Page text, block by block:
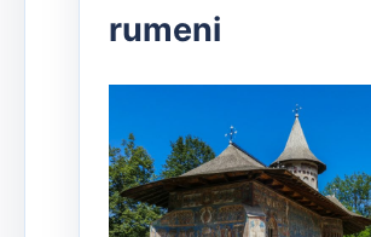
rumeni